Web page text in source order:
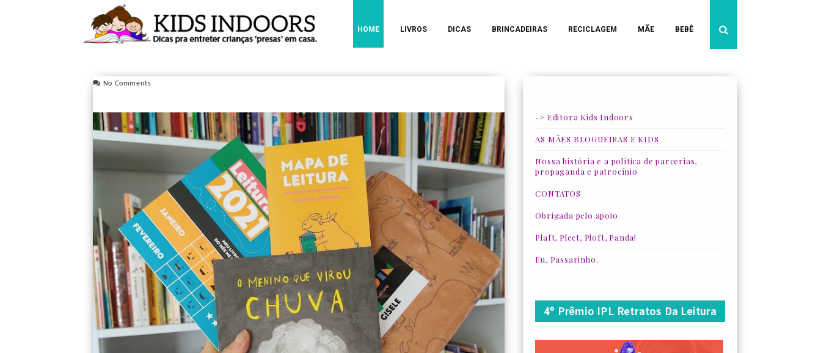
HOME LIVROS DICAS BRINCADEIRAS RECICLAGEM MÃE BEBÊ
No Comments
-> Editora Kids Indoors
AS MÃES BLOGUEIRAS E KIDS
Nossa história e a política de parcerias,
propaganda e patrocínio
CONTATOS
Obrigada pelo apoio
Plaft, Plect, Ploft, Panda!
Eu, Passarinho.
4º Prêmio IPL Retratos Da Leitura